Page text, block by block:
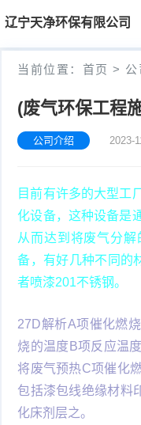
辽宁天净环保有限公司
首
页
首
当前位置： 首页 > 公
(废气环保工程
公司介绍 2023-
目前有许多的大型工
化设备，这种设备是
从而达到将废气分
备，有好几种不同的
者喷漆201不锈钢。
27D解析A项催化燃
烧的温度B项反应温
将废气预热C项催化
包括漆包线绝缘材料
化床剂层之。